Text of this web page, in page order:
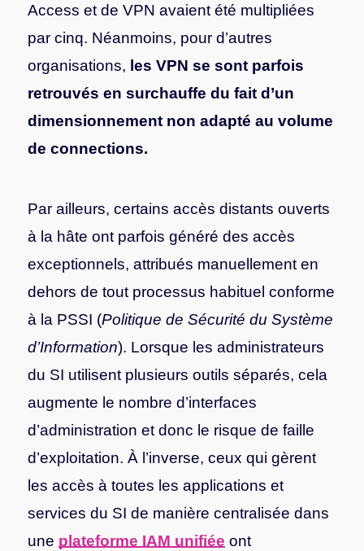
Access et de VPN avaient été multipliées
par cinq. Néanmoins, pour d’autres
organisations, les VPN se sont parfois
retrouvés en surchauffe du fait d’un
dimensionnement non adapté au volume
de connections.
Par ailleurs, certains accès distants ouverts
à la hâte ont parfois généré des accès
exceptionnels, attribués manuellement en
dehors de tout processus habituel conforme
à la PSSI (Politique de Sécurité du Système
d’Information). Lorsque les administrateurs
du SI utilisent plusieurs outils séparés, cela
augmente le nombre d’interfaces
d’administration et donc le risque de faille
d’exploitation. À l’inverse, ceux qui gèrent
les accès à toutes les applications et
services du SI de manière centralisée dans
une plateforme IAM unifiée ont